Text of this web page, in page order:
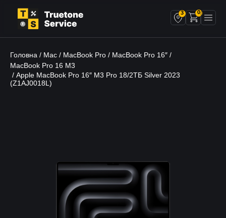
3 0
Головна / Mac / MacBook Pro / MacBook Pro 16″ /
MacBook Pro 16 M3
/ Apple MacBook Pro 16″ M3 Pro 18/2ТБ Silver 2023
(Z1AJ0018L)